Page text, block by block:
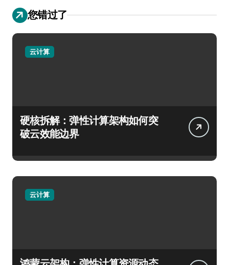
您错过了
云计算
硬核拆解：弹性计算架构如何突
破云效能边界
云计算